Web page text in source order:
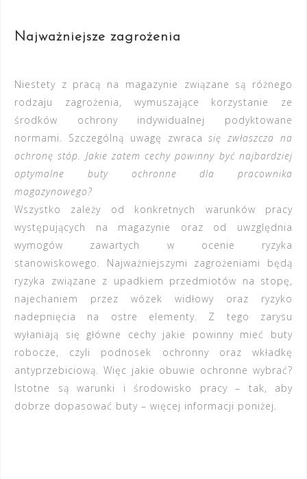
Najważniejsze zagrożenia
Niestety z pracą na magazynie związane są różnego
rodzaju zagrożenia, wymuszające korzystanie ze
środków ochrony indywidualnej podyktowane
normami. Szczególną uwagę zwraca się zwłaszcza na
ochronę stóp. Jakie zatem cechy powinny być najbardziej
optymalne buty ochronne dla pracownika
magazynowego?
Wszystko zależy od konkretnych warunków pracy
występujących na magazynie oraz od uwzględnia
wymogów zawartych w ocenie ryzyka
stanowiskowego. Najważniejszymi zagrożeniami będą
ryzyka związane z upadkiem przedmiotów na stopę,
najechaniem przez wózek widłowy oraz ryzyko
nadepnięcia na ostre elementy. Z tego zarysu
wyłaniają się główne cechy jakie powinny mieć buty
robocze, czyli podnosek ochronnyorazwkładkę
antyprzebiciową. Więc jakie obuwie ochronne wybrać?
Istotne są warunki i środowisko pracy – tak, aby
dobrze dopasować buty – więcej informacji poniżej.